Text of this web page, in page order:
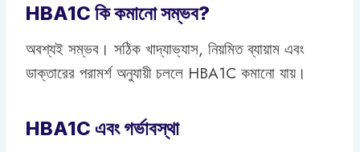
HBA1C কি কমানো সম্ভব?
অবশ্যই সম্ভব। সঠিক খাদ্যাভ্যাস, নিয়মিত ব্যায়াম এবং
ডাক্তারের পরামর্শ অনুযায়ী চললে HBA1C কমানো যায়।
HBA1C এবং গর্ভাবস্থা